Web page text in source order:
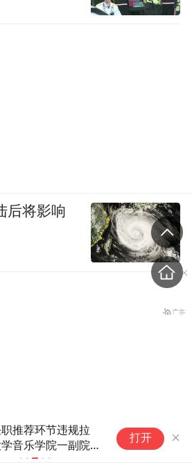
推荐环节违规拉
音乐学院一副院长
称系主动离职
打开
后将影响
春就是赌出来的